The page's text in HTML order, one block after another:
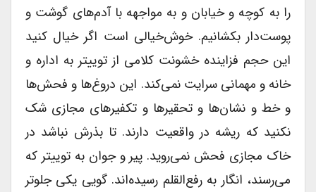
را به کوچه و خیابان و به مواجهه با آدم‌های گوشت و
پوست‌دار بکشانیم. خوش‌خیالی است اگر خیال کنید
این حجم فزاینده خشونت کلامی از توییتر به اداره و
خانه و مهمانی سرایت نمی‌کند. این دروغ‌ها و فحش‌ها
و خط و نشان‌ها و تحقیرها و تکفیرهای مجازی شک
نکنید که ریشه در واقعیت دارند. تا بذرش نباشد در
خاک مجازی فحش نمی‌روید. پیر و جوان به توییتر که
می‌رسند، انگار به رفع‌القلم رسیده‌اند. گویی یکی جلوتر